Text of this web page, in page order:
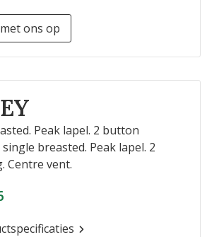
ons op
Peak lapel. 2 button
breasted. Peak lapel. 2
Centre vent.